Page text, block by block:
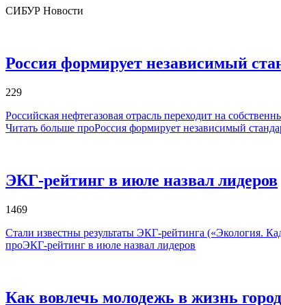
СИБУР Новости
Россия формирует независимый
229
Российская нефтегазовая отрасль переходит на
Читать больше проРоссия формирует независимый
ЭКГ-рейтинг в июле назвал лидеров
1469
Стали известны результаты ЭКГ-рейтинга («Экология.
проЭКГ-рейтинг в июле назвал лидеров
Как вовлечь молодежь в жизнь